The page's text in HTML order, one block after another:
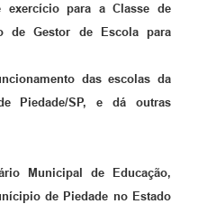
exercício para a Classe de
de Gestor de Escola para
das escolas da
Piedade/SP, e dá outras
Municipal de Educação,
de Piedade no Estado